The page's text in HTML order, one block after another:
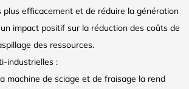
plus efficacement et de réduire la génération
impact positif sur la réduction des coûts de
des ressources.
industrielles :
machine de sciage et de fraisage la rend